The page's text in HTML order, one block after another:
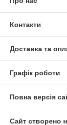
Контакти
Доставка та
Графік роботи
Повна версія
Сайт створено